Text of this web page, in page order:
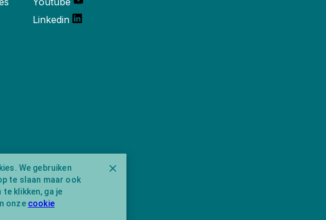
We gebruiken
te slaan maar ook
klikken, ga je
onze cookie
Linkedin